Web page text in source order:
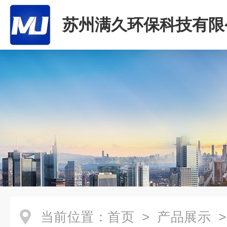
苏州满久环保科技有
当前位置： 首页 > 产品展示